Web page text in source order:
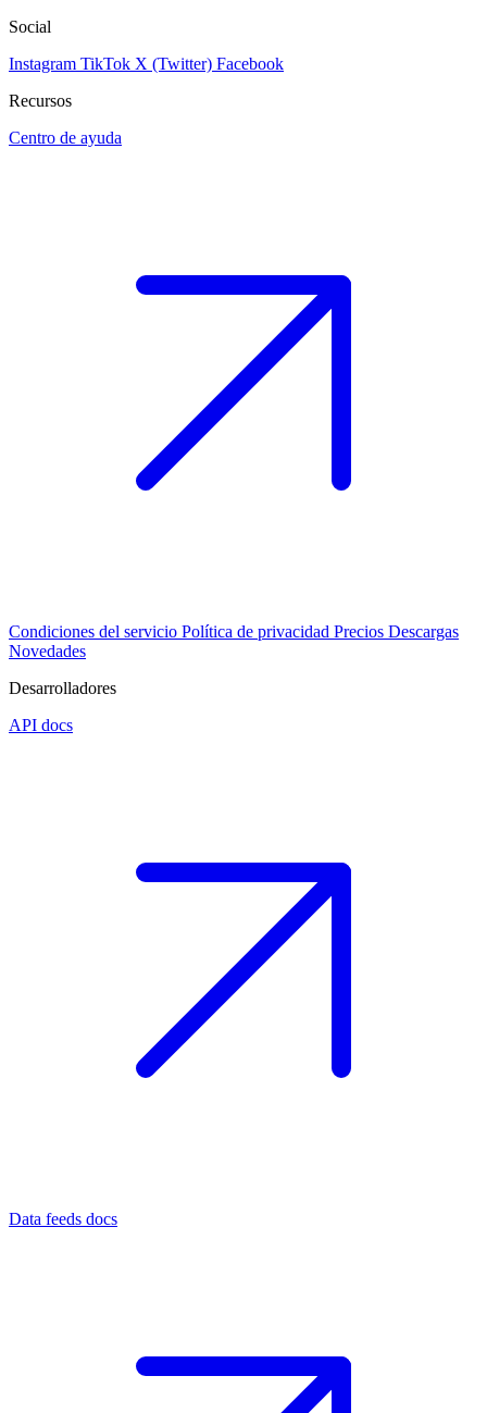
Social
Instagram TikTok X (Twitter) Facebook
Recursos
Centro de ayuda
Condiciones del servicio Política de privacidad Precios Descargas
Novedades
Desarrolladores
API docs
Data feeds docs